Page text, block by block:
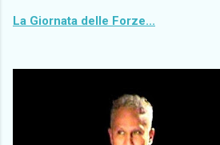
La Giornata delle Forze...